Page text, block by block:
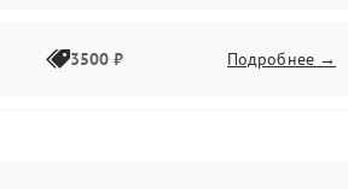
3500 ₽ Подробнее →